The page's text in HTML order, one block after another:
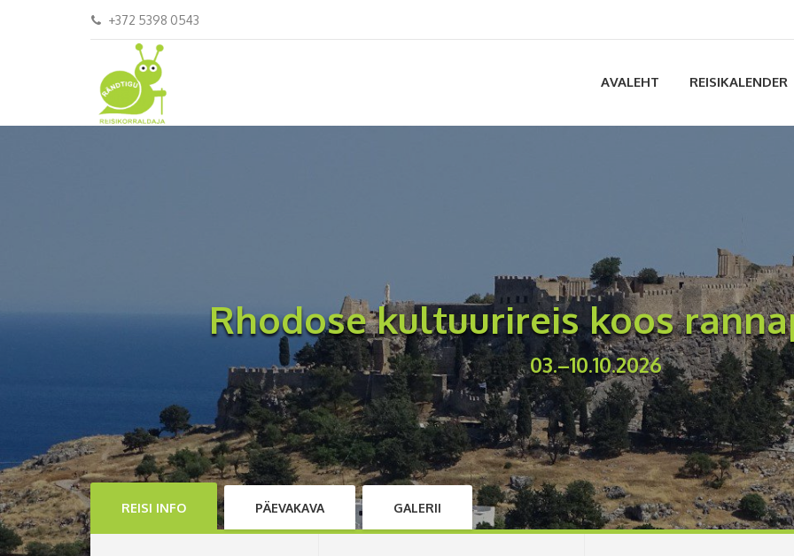
+372 5398 0543
AVALEHT REISIKALENDER
Rhodose kultuurireis koos
03.–10.10.2026
REISI INFO PÄEVAKAVA GALERII